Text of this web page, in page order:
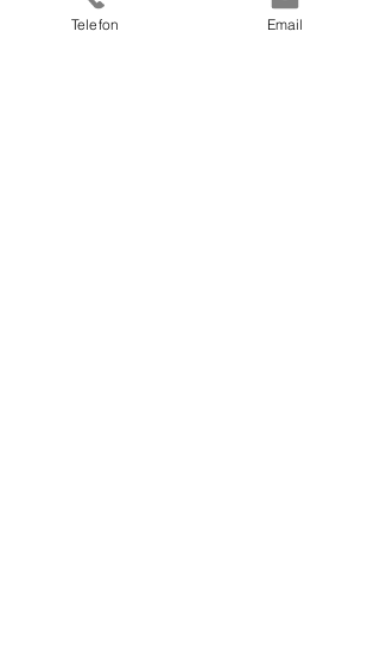
La Gomeras während unserer Reise vor.
Telefon Email